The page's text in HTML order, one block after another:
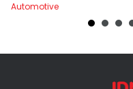
Automotive